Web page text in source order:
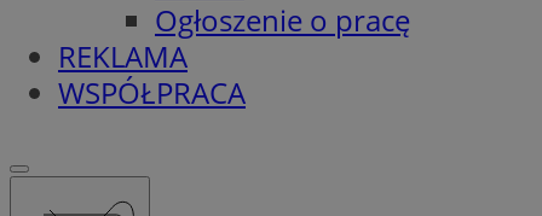
Ogłoszenie o pracę
REKLAMA
WSPÓŁPRACA